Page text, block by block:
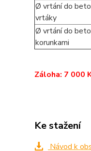
Ø vrtání do
vrtáky
Ø vrtání do
korunkami
Záloha: 7 000
Ke stažení
Návod k